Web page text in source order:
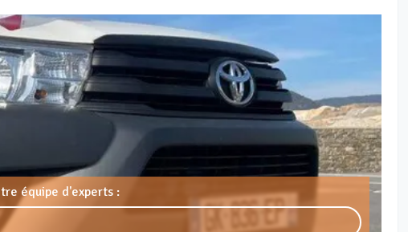
équipe d'experts :